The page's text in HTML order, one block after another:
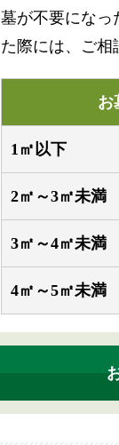
墓が不要になっ
た際には、ご相
お
1㎡以下
2㎡～3㎡未満
3㎡～4㎡未満
4㎡～5㎡未満